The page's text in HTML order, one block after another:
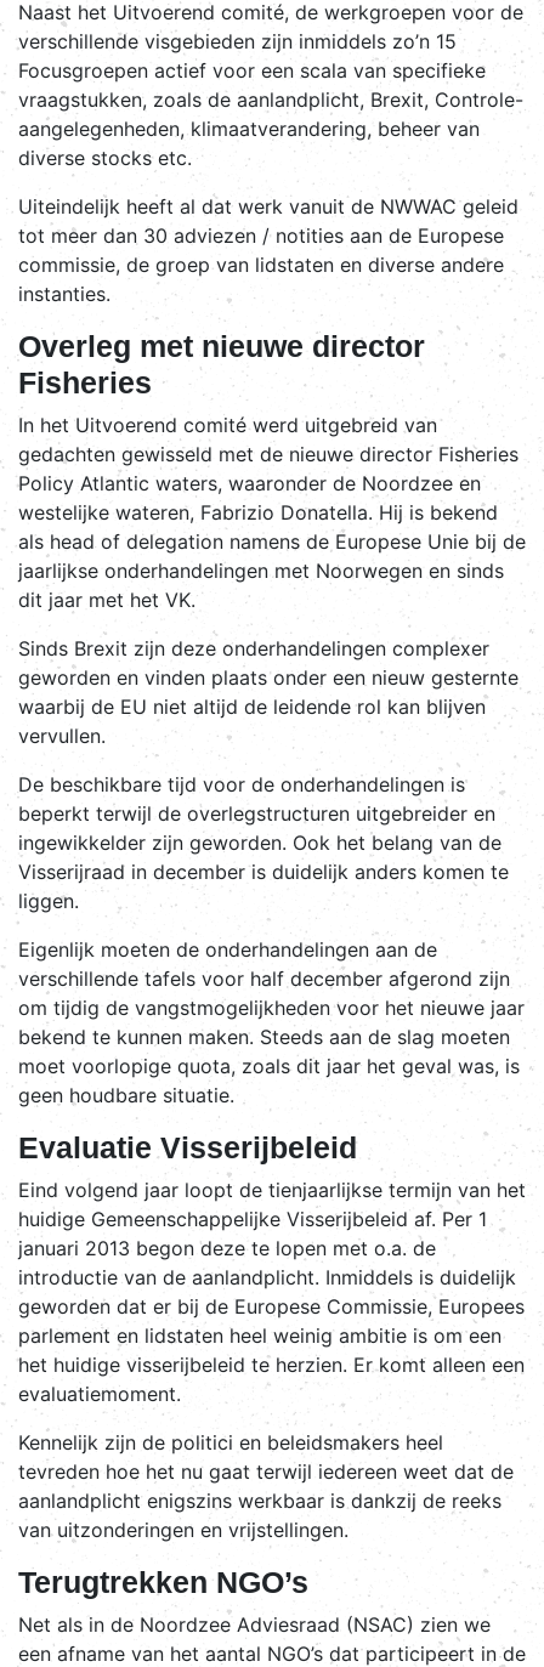
Naast het Uitvoerend comité, de werkgroepen voor de
verschillende visgebieden zijn inmiddels zo’n 15
Focusgroepen actief voor een scala van specifieke
vraagstukken, zoals de aanlandplicht, Brexit, Controle-
aangelegenheden, klimaatverandering, beheer van
diverse stocks etc.
Uiteindelijk heeft al dat werk vanuit de NWWAC geleid
tot meer dan 30 adviezen / notities aan de Europese
commissie, de groep van lidstaten en diverse andere
instanties.
Overleg met nieuwe director
Fisheries
In het Uitvoerend comité werd uitgebreid van
gedachten gewisseld met de nieuwe director Fisheries
Policy Atlantic waters, waaronder de Noordzee en
westelijke wateren, Fabrizio Donatella. Hij is bekend
als head of delegation namens de Europese Unie bij de
jaarlijkse onderhandelingen met Noorwegen en sinds
dit jaar met het VK.
Sinds Brexit zijn deze onderhandelingen complexer
geworden en vinden plaats onder een nieuw gesternte
waarbij de EU niet altijd de leidende rol kan blijven
vervullen.
De beschikbare tijd voor de onderhandelingen is
beperkt terwijl de overlegstructuren uitgebreider en
ingewikkelder zijn geworden. Ook het belang van de
Visserijraad in december is duidelijk anders komen te
liggen.
Eigenlijk moeten de onderhandelingen aan de
verschillende tafels voor half december afgerond zijn
om tijdig de vangstmogelijkheden voor het nieuwe jaar
bekend te kunnen maken. Steeds aan de slag moeten
moet voorlopige quota, zoals dit jaar het geval was, is
geen houdbare situatie.
Evaluatie Visserijbeleid
Eind volgend jaar loopt de tienjaarlijkse termijn van het
huidige Gemeenschappelijke Visserijbeleid af. Per 1
januari 2013 begon deze te lopen met o.a. de
introductie van de aanlandplicht. Inmiddels is duidelijk
geworden dat er bij de Europese Commissie, Europees
parlement en lidstaten heel weinig ambitie is om een
het huidige visserijbeleid te herzien. Er komt alleen een
evaluatiemoment.
Kennelijk zijn de politici en beleidsmakers heel
tevreden hoe het nu gaat terwijl iedereen weet dat de
aanlandplicht enigszins werkbaar is dankzij de reeks
van uitzonderingen en vrijstellingen.
Terugtrekken NGO’s
Net als in de Noordzee Adviesraad (NSAC) zien we
een afname van het aantal NGO’s dat participeert in de